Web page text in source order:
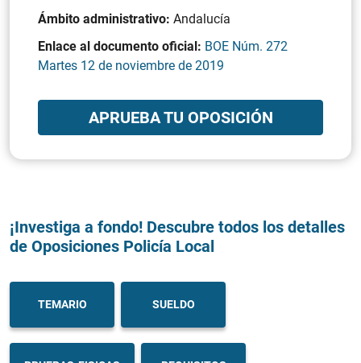
Ámbito administrativo: Andalucía
Enlace al documento oficial: BOE Núm. 272
Martes 12 de noviembre de 2019
APRUEBA TU OPOSICIÓN
¡Investiga a fondo! Descubre todos los detalles
de Oposiciones Policía Local
TEMARIO SUELDO